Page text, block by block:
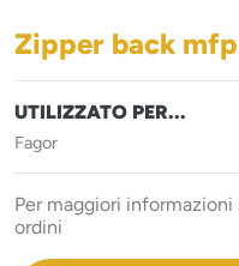
Zipper back
UTILIZZATO PER...
Fagor
Per maggiori
ordini